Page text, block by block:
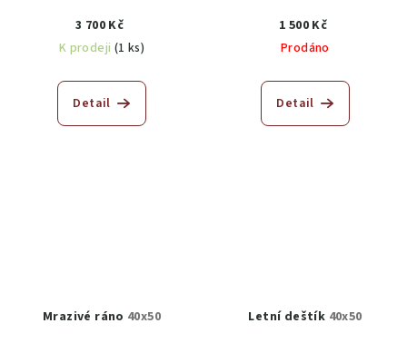
3 700 Kč
K prodeji (1 ks)
Detail
1 500 Kč
Prodáno
Detail
Mrazivé ráno 40x50 Letní deštík 40x50